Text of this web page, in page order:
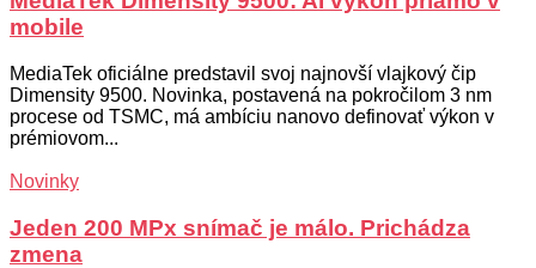
mobile
MediaTek oficiálne predstavil svoj najnovší vlajkový čip
Dimensity 9500. Novinka, postavená na pokročilom 3 nm
procese od TSMC, má ambíciu nanovo definovať výkon v
prémiovom...
Novinky
Jeden 200 MPx snímač je málo. Prichádza
zmena